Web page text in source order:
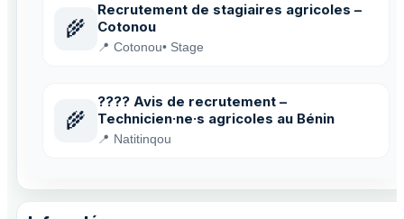
🌾
Recrutement de stagiaires agricoles –
Cotonou
📍 Cotonou• Stage
🌾
???? Avis de recrutement –
Technicien·ne·s agricoles au Bénin
📍 Natitinqou